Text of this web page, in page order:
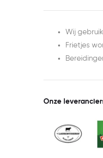
Wij
Frietjes
Onze